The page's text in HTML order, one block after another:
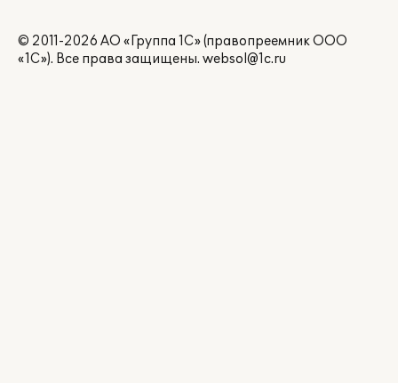
© 2011-2026 АО «Группа 1С» (правопреемник ООО
«1С»). Все права защищены. websol@1c.ru